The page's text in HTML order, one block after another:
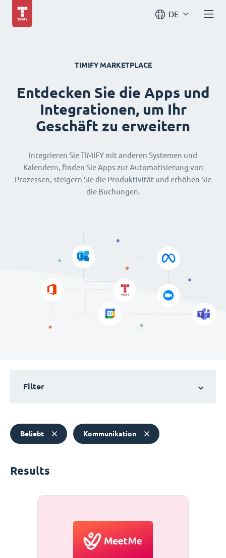
DE
TIMIFY MARKETPLACE
Entdecken Sie die Apps und
Integrationen, um Ihr
Geschäft zu erweitern
Integrieren Sie TIMIFY mit anderen Systemen und
Kalendern, finden Sie Apps zur Automatisierung von
Prozessen, steigern Sie die Produktivität und erhöhen Sie
die Buchungen.
Filter
Beliebt Kommunikation
Results